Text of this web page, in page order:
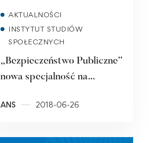
Read more
AKTUALNOŚCI
INSTYTUT STUDIÓW
SPOŁECZNYCH
„Bezpieczeństwo Publiczne”
nowa specjalność na
Państwa
ANS
2018-06-26